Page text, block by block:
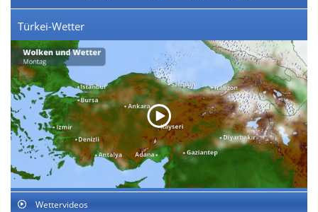
Türkei-Wetter
Wettervideos